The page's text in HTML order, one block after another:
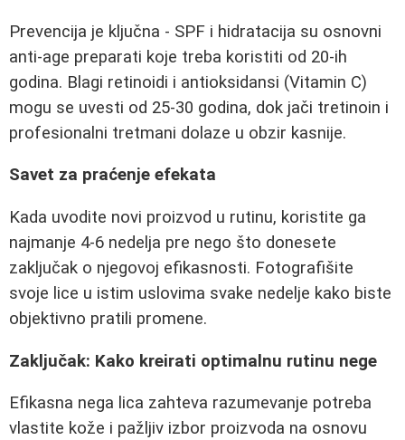
Prevencija je ključna - SPF i hidratacija su osnovni
anti-age preparati koje treba koristiti od 20-ih
godina. Blagi retinoidi i antioksidansi (Vitamin C)
mogu se uvesti od 25-30 godina, dok jači tretinoin i
profesionalni tretmani dolaze u obzir kasnije.
Savet za praćenje efekata
Kada uvodite novi proizvod u rutinu, koristite ga
najmanje 4-6 nedelja pre nego što donesete
zaključak o njegovoj efikasnosti. Fotografišite
svoje lice u istim uslovima svake nedelje kako biste
objektivno pratili promene.
Zaključak: Kako kreirati optimalnu rutinu nege
Efikasna nega lica zahteva razumevanje potreba
vlastite kože i pažljiv izbor proizvoda na osnovu